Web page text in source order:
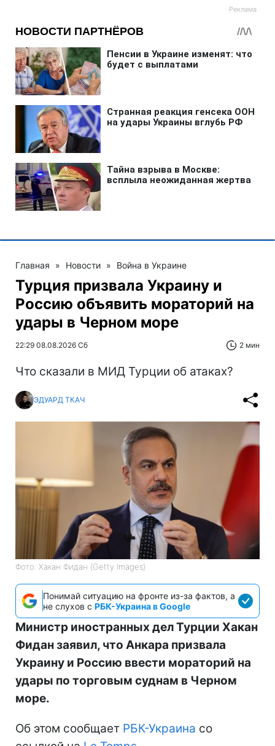
Главная » Новости » Война в Украине
Турция призвала Украину и
Россию объявить мораторий на
удары в Черном море
22:29 08.08.2026 Сб 2 мин
Что сказали в МИД Турции об атаках?
ЭДУАРД ТКАЧ
Фото: Хакан Фидан (Getty Images)
Понимай ситуацию на фронте из-за фактов, а
не слухов с РБК-Украина в Google
Министр иностранных дел Турции Хакан
Фидан заявил, что Анкара призвала
Украину и Россию ввести мораторий на
удары по торговым суднам в Черном
море.
Об этом сообщает РБК-Украина со